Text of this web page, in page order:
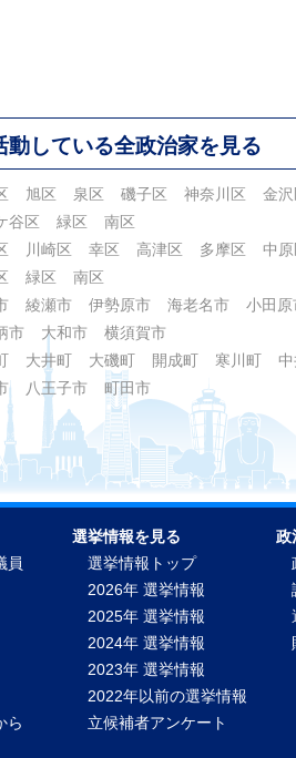
動している全政治家を見る
旭区 泉区 磯子区 神奈川区 金沢
谷区
緑区
南区
川崎区 幸区 高津区 多摩区 中原
緑区
南区
綾瀬市 伊勢原市 海老名市 小田原
市
大和市
横須賀市
大井町 大磯町 開成町 寒川町
八王子市 町田市
員
ら
選挙情報を見る
選挙情報トップ
2026年 選挙情報
2025年 選挙情報
2024年 選挙情報
2023年 選挙情報
2022年以前の選挙情報
立候補者アンケート
政